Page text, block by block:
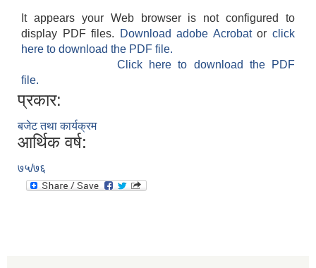
It appears your Web browser is not configured to
display PDF files.
Download adobe Acrobatorclick
here to download the PDF file.
Click here to download the PDF
file.
प्रकार:
बजेट तथा कार्यक्रम
आर्थिक वर्ष:
७५/७६